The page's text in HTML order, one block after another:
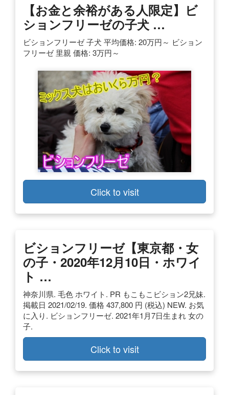
【お金と余裕がある人限定】ビ
ションフリーゼの子犬 …
ビションフリーゼ 子犬 平均価格: 20万円～ ビション
フリーゼ 里親 価格: 3万円～
Click to visit
ビションフリーゼ【東京都・女
の子・2020年12月10日・ホワイ
ト …
神奈川県. 毛色 ホワイト. PR もこもこビション2兄妹.
掲載日 2021/02/19. 価格 437,800 円 (税込) NEW. お気
に入り. ビションフリーゼ. 2021年1月7日生まれ 女の
子.
Click to visit